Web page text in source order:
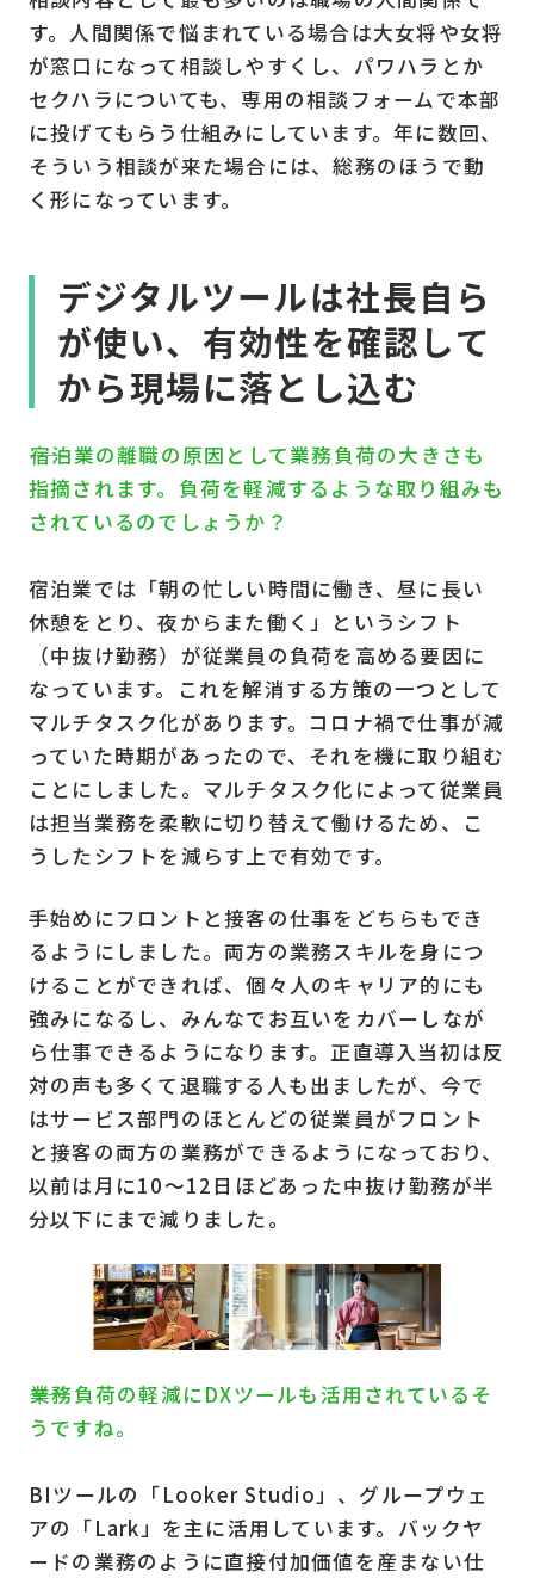
す。人間関係で悩まれている場合は大女将や女将
が窓口になって相談しやすくし、パワハラとか
セクハラについても、専用の相談フォームで本部
に投げてもらう仕組みにしています。年に数回、
そういう相談が来た場合には、総務のほうで動
く形になっています。
デジタルツールは社長自ら
が使い、有効性を確認して
から現場に落とし込む
――宿泊業の離職の原因として業務負荷の大きさも
指摘されます。負荷を軽減するような取り組みも
されているのでしょうか？
宿泊業では「朝の忙しい時間に働き、昼に長い
休憩をとり、夜からまた働く」というシフト
（中抜け勤務）が従業員の負荷を高める要因に
なっています。これを解消する方策の一つとして
マルチタスク化があります。コロナ禍で仕事が減
っていた時期があったので、それを機に取り組む
ことにしました。マルチタスク化によって従業員
は担当業務を柔軟に切り替えて働けるため、こ
うしたシフトを減らす上で有効です。
手始めにフロントと接客の仕事をどちらもでき
るようにしました。両方の業務スキルを身につ
けることができれば、個々人のキャリア的にも
強みになるし、みんなでお互いをカバーしなが
ら仕事できるようになります。正直導入当初は反
対の声も多くて退職する人も出ましたが、今で
はサービス部門のほとんどの従業員がフロント
と接客の両方の業務ができるようになっており、
以前は月に10～12日ほどあった中抜け勤務が半
分以下にまで減りました。
――業務負荷の軽減にDXツールも活用されているそ
うですね。
BIツールの「Looker Studio」、グループウェ
アの「Lark」を主に活用しています。バックヤ
ードの業務のように直接付加価値を産まない仕